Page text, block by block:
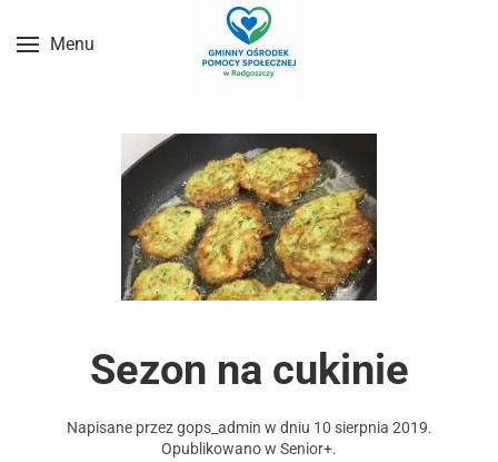
Przejdź do treści głównej
Menu
Sezon na cukinie
Napisane przezgops_admin w dniu 10 sierpnia 2019.
Opublikowano w Senior+.